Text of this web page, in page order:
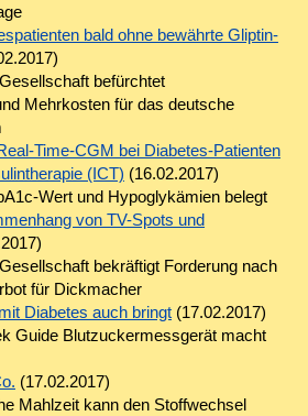
bald ohne bewährte Gliptin-
befürchtet
Mehrkosten für das deutsche
Time-CGM bei Diabetes-Patienten
(ICT) (16.02.2017)
Wert und Hypoglykämien belegt
von TV-Spots und
bekräftigt Forderung nach
für Dickmacher
Diabetes auch bringt(17.02.2017)
Guide Blutzuckermessgerät macht
(17.02.2017)
Mahlzeit kann den Stoffwechsel